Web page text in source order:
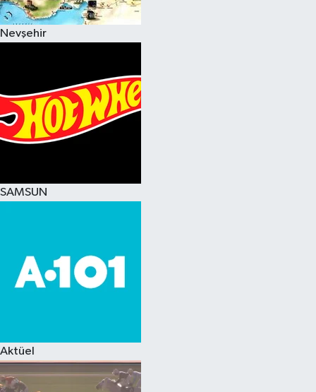
Nevşehir
SAMSUN
Aktüel